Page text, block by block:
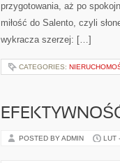
przygotowania, aż po
miłość do Salento, czyli
wykracza szerzej: […]
CATEGORIES:
POSTED BY ADMIN LUT